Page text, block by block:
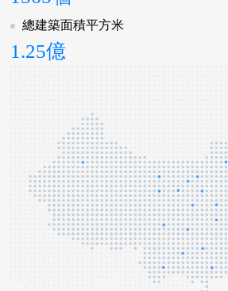
總建築面積平方米
1.25億